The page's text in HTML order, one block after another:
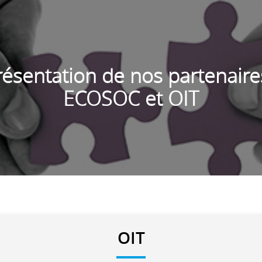
de nos
ECOSOC et OIT
OIT